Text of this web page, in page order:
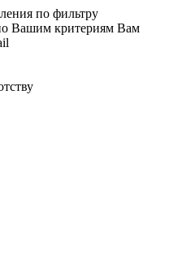
по фильтру
Вашим критериям Вам